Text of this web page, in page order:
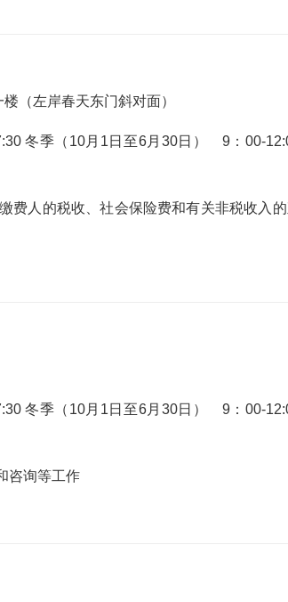
（左岸春天东门斜对面）
冬季（10月1日至6月30日） 9：00-
费人的税收、社会保险费和有关非税收入
冬季（10月1日至6月30日） 9：00-
咨询等工作